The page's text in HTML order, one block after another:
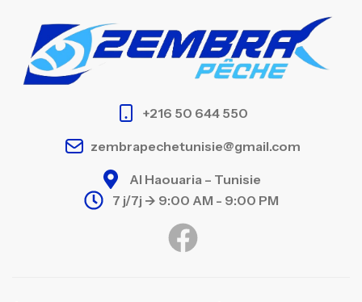
+216 50 644 550
zembrapechetunisie@gmail.com
Al Haouaria – Tunisie
7 j/7j -> 9:00 AM - 9:00 PM